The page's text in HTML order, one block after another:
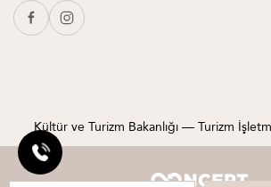
Kültür ve Turizm Bakanlığı — Turizm